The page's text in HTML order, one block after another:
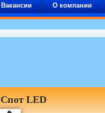
Вакансии О компании
Спот LED